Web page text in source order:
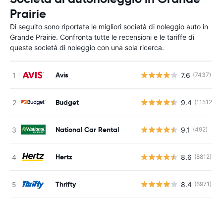
Prairie
Di seguito sono riportate le migliori società di noleggio auto in
Grande Prairie. Confronta tutte le recensioni e le tariffe di
queste società di noleggio con una sola ricerca.
Avis 7.6 (7437)
Budget 9.4 (11512)
National Car Rental 9.1 (492)
Hertz 8.6 (8812)
Thrifty 8.4 (6971)